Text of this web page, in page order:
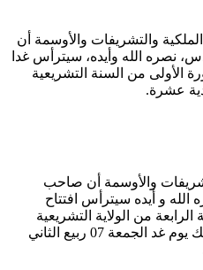
والتشريفات والأوسمة أن
نصره الله وأيده، سيترأس غدا
الأولى من السنة التشريعية
عشرة.
والأوسمة أن صاحب
الله و أيده سيترأس افتتاح
من الولاية التشريعية
الحادية عشرة بمقر البرلمان، وذلك يوم غد الجمعة 07 ربيع الثاني